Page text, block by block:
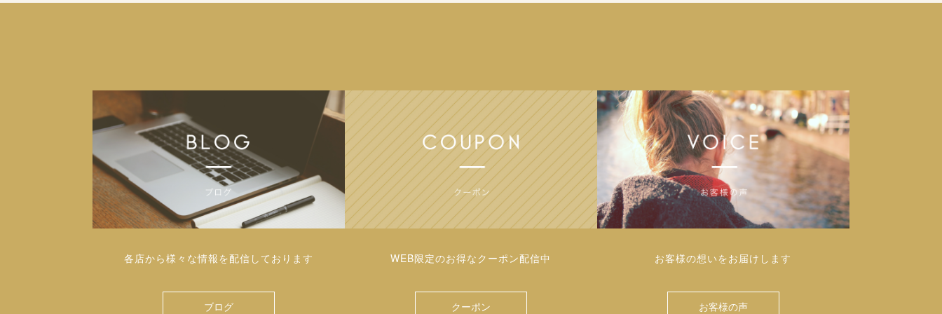
各店から様々な情報を配信しております
ブログ
WEB限定のお得なクーポン配信中
クーポン
お客様の想いをお届けします
お客様の声